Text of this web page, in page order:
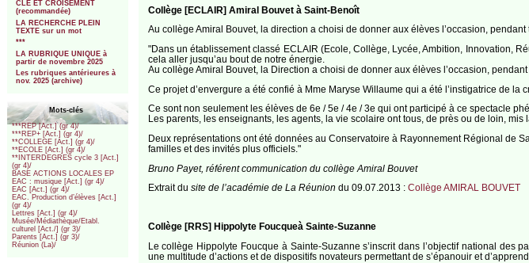
CLE ET CROISEMENT
(recommandée)
LA RECHERCHE PLEIN
TEXTE sur un mot
***
LA RUBRIQUE UNIQUE à
partir de novembre 2025
Les rubriques antérieures à
nov. 2025 (archive)
Mots-clés
***REP [Act.] (gr 4)/
***REP+ [Act.] (gr 4)/
**COLLEGE [Act.] (gr 4)/
**ECOLE [Act.] (gr 4)/
**INTERDEGRES cycle 3 [Act.]
(gr 4)/
BASE ACTIONS LOCALES EP
EAC : musique [Act.] (gr 4)/
EAC [Act.] (gr 4)/
EAC. Production d’élèves [Act.]
(gr 4)/
Lettres [Act.] (gr 4)/
Musée/Médiathèque/Etabl.
culturel [Act./] (gr 3)/
Parents [Act.] (gr 3)/
Réunion (La)/
Collège [ECLAIR] Amiral Bouvet à Saint-Benoît
Au collège Amiral Bouvet, la direction a choisi de donner aux élèves l’occasion,
"Dans un établissement classé ECLAIR (Ecole, Collège, Lycée, Ambition, Innovation,
cela aller jusqu’au bout de notre énergie.
Au collège Amiral Bouvet, la Direction a choisi de donner aux élèves l’occasion,
Ce projet d’envergure a été confié à Mme Maryse Willaume qui a été l’instigatrice de
Ce sont non seulement les élèves de 6e / 5e / 4e / 3e qui ont participé à ce spectacle
Les parents, les enseignants, les agents, la vie scolaire ont tous, de près ou de loin,
Deux représentations ont été données au Conservatoire à Rayonnement Régional de
familles et des invités plus officiels."
Bruno Payet, référent communication du collège Amiral Bouvet
Extrait du site de l’académie de La Réunion du 09.07.2013 : Collège AMIRAL BOUVET
Collège [RRS] Hippolyte Foucqueà Sainte-Suzanne
Le collège Hippolyte Foucque à Sainte-Suzanne s’inscrit dans l’objectif national
une multitude d’actions et de dispositifs novateurs permettant de s’épanouir et